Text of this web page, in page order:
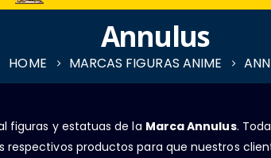
Annulus
HOME MARCAS FIGURAS ANIME
figuras y estatuas de la Marca Annulus.
productos para que nuestros